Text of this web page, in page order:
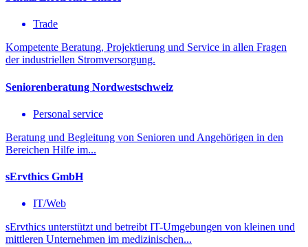
Trade
Kompetente Beratung, Projektierung und Service in allen Fragen
der industriellen Stromversorgung.
Seniorenberatung Nordwestschweiz
Personal service
Beratung und Begleitung von Senioren und Angehörigen in den
Bereichen Hilfe im...
sErvthics GmbH
IT/Web
sErvthics unterstützt und betreibt IT-Umgebungen von kleinen und
mittleren Unternehmen im medizinischen...